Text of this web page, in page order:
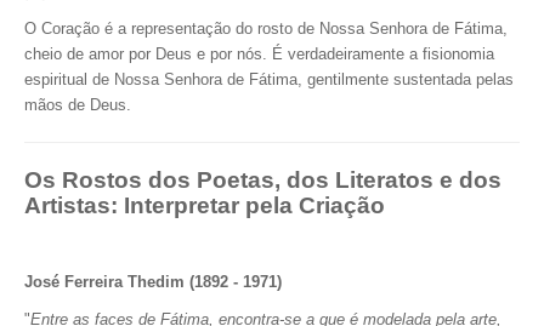
O Coração é a representação do rosto de Nossa Senhora de Fátima,
cheio de amor por Deus e por nós. É verdadeiramente a fisionomia
espiritual de Nossa Senhora de Fátima, gentilmente sustentada pelas
mãos de Deus.
Os Rostos dos Poetas, dos Literatos e dos
Artistas: Interpretar pela Criação
José Ferreira Thedim (1892 - 1971)
"Entre as faces de Fátima, encontra-se a que é modelada pela arte,